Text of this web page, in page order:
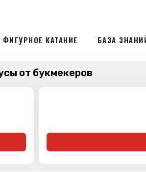
ФИГУРНОЕ КАТАНИЕ БАЗА
от букмекеров